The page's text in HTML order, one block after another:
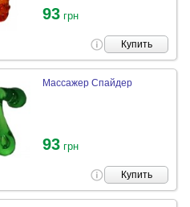
93 грн
Купить
Массажер Спайдер
93 грн
Купить